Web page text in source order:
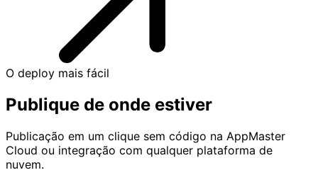
O deploy mais fácil
Publique de onde estiver
Publicação em um clique sem código na AppMaster
Cloud ou integração com qualquer plataforma de
nuvem.